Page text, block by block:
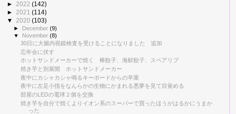
► 2022 (142)
► 2021 (114)
▼ 2020 (103)
► December(9)
▼
November(8)
30日に大腸内視鏡検査を受けることになりました 追加
忘年会に伏す
ホットサンドメーカーで焼く 棒餃子、海鮮餃子、スペアリブ
焼き芋と別展開 ホットサンドメーカー
夜中にカシャカシャ鳴るキーボードからの卒業
夜中に左足小指をなんらかの生物にかまれる悪夢を見て目覚める
部屋のLEDの電球２個を交換
焼き芋を自分で焼くよりイオン系のスーパーで買ったほうがはるかにうまか
った